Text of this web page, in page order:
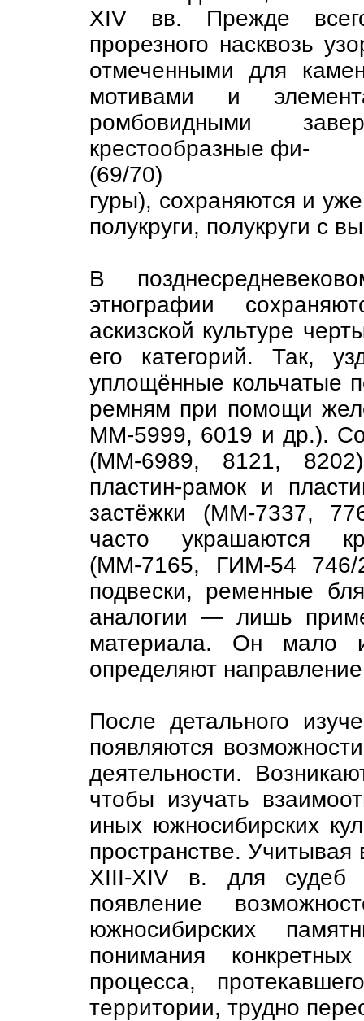
XIV вв. Прежде
прорезного насквозь
отмеченными для
мотивами и
ромбовидными
крестообразные фи-
(69/70)
гуры), сохраняются и
полукруги, полукруги с
В
этнографии
аскизской культуре
его категорий. Так,
уплощённые кольчатые
ремням при помощи
ММ-5999, 6019 и др.).
(ММ-6989, 8121,
пластин-рамок и
застёжки (ММ-7337,
часто украшаются
(ММ-7165, ГИМ-54 746/
подвески, ременные
аналогии — лишь
материала. Он мало
определяют
После детального
появляются
деятельности.
чтобы изучать
иных южносибирских
пространстве. Учитывая
XIII-XIV в. для судеб
появление
южносибирских
понимания
процесса,
территории, трудно